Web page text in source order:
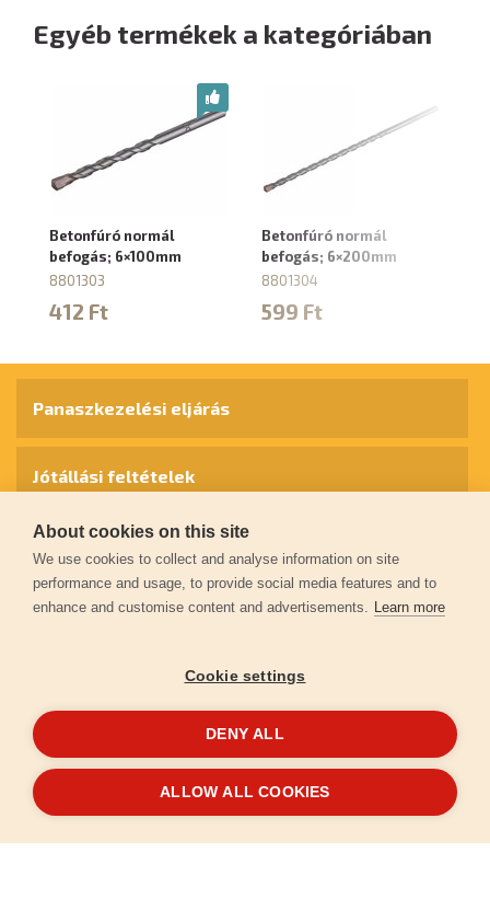
Egyéb termékek a kategóriában
Betonfúró normál
befogás; 6×100mm
8801303
412 Ft
Betonfúró normál
befogás; 6×200mm
8801304
599 Ft
© 2026extol.hu- Minden jog fenntartva
Panaszkezelési eljárás
Jótállási feltételek
Személyes adatok védelme
Kapcsolat
Garancia regisztráció
LétrehoztaFEO
About cookies on this site
We use cookies to collect and analyse information on site
performance and usage, to provide social media features and to
enhance and customise content and advertisements. Learn more
Cookie settings
DENY ALL
ALLOW ALL COOKIES